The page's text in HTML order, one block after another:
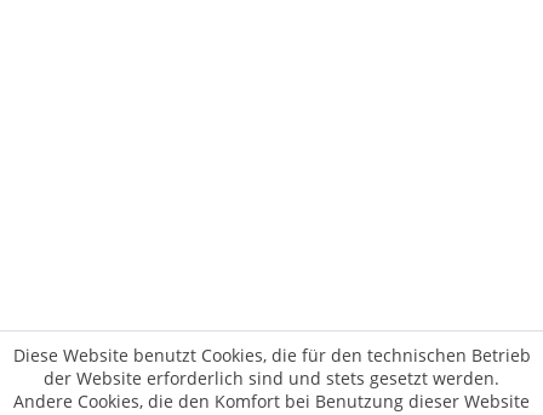
Diese Website benutzt Cookies, die für den technischen Betrieb
der Website erforderlich sind und stets gesetzt werden.
Andere Cookies, die den Komfort bei Benutzung dieser Website